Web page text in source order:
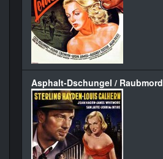
Asphalt-Dschungel / Raubmord